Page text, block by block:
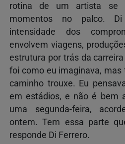
rotina de um artista se
momentos no palco.
intensidade dos
envolvem viagens,
estrutura por trás da
foi como eu imaginava,
caminho trouxe. Eu
em estádios, e não é bem
uma segunda-feira,
ontem. Tem essa parte
responde Di Ferrero.